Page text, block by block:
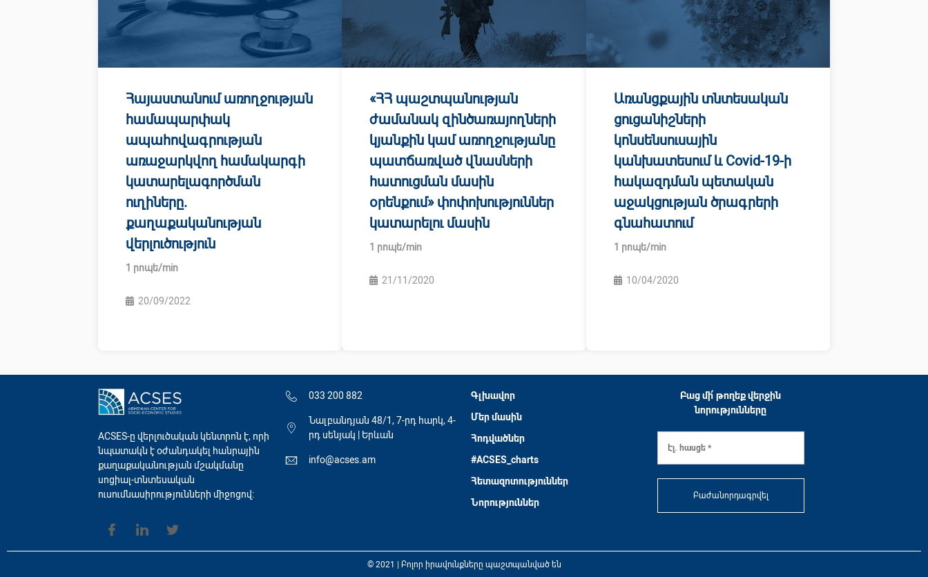
Հայաստանում առողջության
համապարփակ
ապահովագրության
առաջարկվող համակարգի
կատարելագործման
ուղիները.
քաղաքականության
վերլուծություն
20/09/2022
«ՀՀ պաշտպանության
ժամանակ զինծառայողների
կյանքին կամ առողջությանը
պատճառված վնասների
հատուցման մասին
օրենքում» փոփոխություններ
կատարելու մասին
21/11/2020
Առանցքային տնտեսական
ցուցանիշների
կոնսենսուսային
կանխատեսում և Covid-19-ի
հակազդման պետական
աջակցության ծրագրերի
գնահատում
10/04/2020
ACSES-ը վերլուծական կենտրոն է, որի
նպատակն է օժանդակել հանրային
քաղաքականության մշակմանը
սոցիալ-տնտեսական
ուսումնասիրությունների միջոցով։
033 200 882
Նալբանդյան 48/1, 7-րդ հարկ, 4-
րդ սենյակ | Երևան
info@acses.am
Գլխավոր
Մեր մասին
Հոդվածներ
#ACSES_charts
Հետազոտություններ
Նորություններ
Բաց մի՛ թողեք վերջին
նորությունները
© 2021 | Բոլոր իրավունքները պաշտպանված են